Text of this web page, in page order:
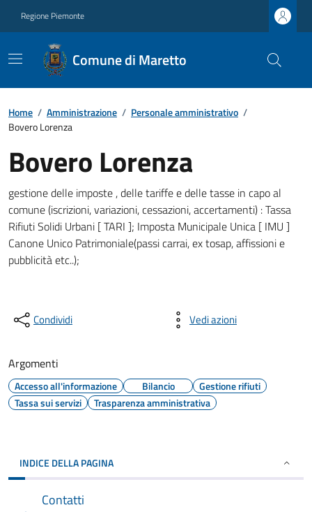
Regione Piemonte
Comune di Maretto
Home / Amministrazione / Personale amministrativo /
Bovero Lorenza
Bovero Lorenza
gestione delle imposte , delle tariffe e delle tasse in capo al
comune (iscrizioni, variazioni, cessazioni, accertamenti) : Tassa
Rifiuti Solidi Urbani [ TARI ]; Imposta Municipale Unica [ IMU ]
Canone Unico Patrimoniale(passi carrai, ex tosap, affissioni e
pubblicità etc..);
Condividi Vedi azioni
Argomenti
Accesso all'informazione Bilancio
Gestione rifiuti
Tassa sui servizi
Trasparenza amministrativa
INDICE DELLA PAGINA
Contatti